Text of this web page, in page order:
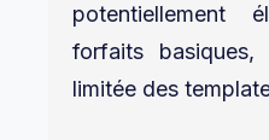
potentiellement
forfaits basiques,
limitée des